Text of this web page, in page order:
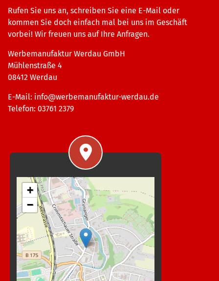
Rufen Sie uns an, schreiben Sie eine E-Mail oder
kommen Sie doch einfach mal bei uns im Geschäft
vorbei! Wir freuen uns auf Ihre Anfragen.
Werbemanufaktur Werdau GmbH
Mühlenstraße 4
08412 Werdau
E-Mail: info@werbemanufaktur-werdau.de
Telefon: 03761 2379
+
−